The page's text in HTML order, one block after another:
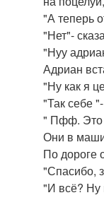
"А теперь
"Нет"-
"Нуу
Адриан
"Ну как я
"Так себе
" Пфф. Это
Они в
По дороге
"Спасибо,
"И всё? Ну